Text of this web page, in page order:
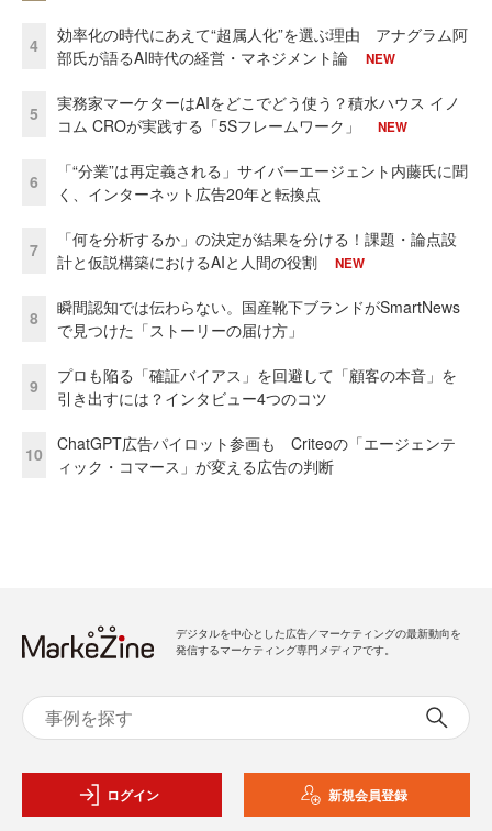
4
効率化の時代にあえて“超属人化”を選ぶ理由 アナグラム阿
部氏が語るAI時代の経営・マネジメント論
NEW
5
実務家マーケターはAIをどこでどう使う？積水ハウス イノ
コム CROが実践する「5Sフレームワーク」
NEW
6
「“分業”は再定義される」サイバーエージェント内藤氏に聞
く、インターネット広告20年と転換点
7
「何を分析するか」の決定が結果を分ける！課題・論点設
計と仮説構築におけるAIと人間の役割
NEW
8
瞬間認知では伝わらない。国産靴下ブランドがSmartNews
で見つけた「ストーリーの届け方」
9
プロも陥る「確証バイアス」を回避して「顧客の本音」を
引き出すには？インタビュー4つのコツ
10
ChatGPT広告パイロット参画も Criteoの「エージェンテ
ィック・コマース」が変える広告の判断
デジタルを中心とした広告／マーケティングの最新動向を
発信するマーケティング専門メディアです。
ログイン 新規会員登録